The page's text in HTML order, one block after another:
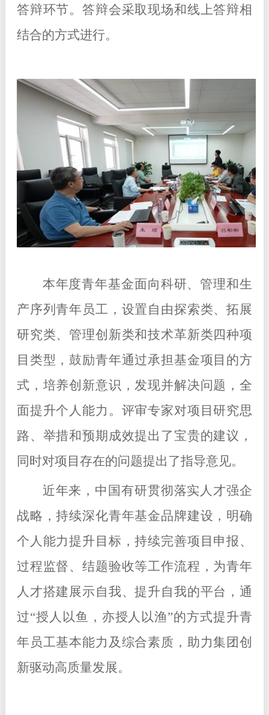
答辩环节。答辩会采取现场和线上答辩相
结合的方式进行。
本年度青年基金面向科研、管理和生
产序列青年员工，设置自由探索类、拓展
研究类、管理创新类和技术革新类四种项
目类型，鼓励青年通过承担基金项目的方
式，培养创新意识，发现并解决问题，全
面提升个人能力。评审专家对项目研究思
路、举措和预期成效提出了宝贵的建议，
同时对项目存在的问题提出了指导意见。
近年来，中国有研贯彻落实人才强企
战略，持续深化青年基金品牌建设，明确
个人能力提升目标，持续完善项目申报、
过程监督、结题验收等工作流程，为青年
人才搭建展示自我、提升自我的平台，通
过“授人以鱼，亦授人以渔”的方式提升青
年员工基本能力及综合素质，助力集团创
新驱动高质量发展。